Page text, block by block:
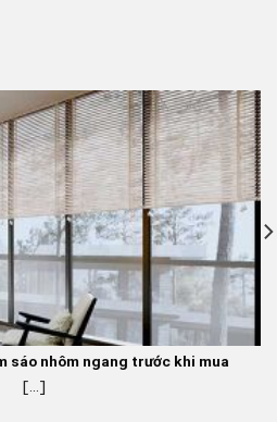
sáo nhôm ngang trước khi mua
[...]